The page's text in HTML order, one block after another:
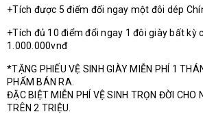
+Tích được 5 điểm đổi ngay một đôi dép
+Tích đủ 10 điểm đổi ngay 1 đôi giày bất kỳ
1.000.000vnđ
*TẶNG PHIẾU VỆ SINH GIÀY MIỄN PHÍ 1
PHẨM BÁN RA.
ĐẶC BIỆT MIỄN PHÍ VỆ SINH TRỌN ĐỜI CHO
TRÊN 2 TRIỆU.